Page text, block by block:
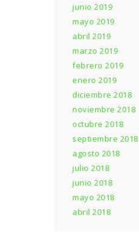
junio 2019
mayo 2019
abril 2019
marzo 2019
febrero 2019
enero 2019
diciembre 2018
noviembre 2018
octubre 2018
septiembre 2018
agosto 2018
julio 2018
junio 2018
mayo 2018
abril 2018